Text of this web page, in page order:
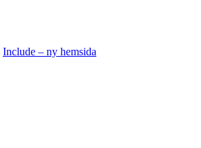
Include – ny hemsida